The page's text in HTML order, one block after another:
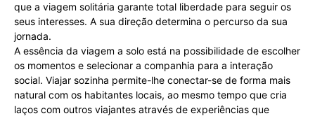
que a viagem solitária garante total liberdade para seguir os
seus interesses. A sua direção determina o percurso da sua
jornada.
A essência da viagem a solo está na possibilidade de escolher
os momentos e selecionar a companhia para a interação
social. Viajar sozinha permite-lhe conectar-se de forma mais
natural com os habitantes locais, ao mesmo tempo que cria
laços com outros viajantes através de experiências que